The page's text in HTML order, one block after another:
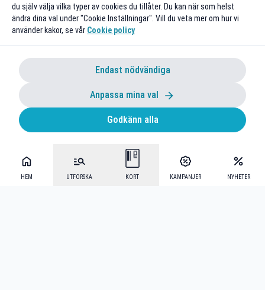
HEM UTFORSKA KORT KAMPANJER NYHETER
du själv välja vilka typer av cookies du tillåter. Du kan när som helst
ändra dina val under "Cookie Inställningar". Vill du veta mer om hur vi
använder kakor, se vår Cookie policy
Endast nödvändiga
Anpassa mina val
Godkänn alla